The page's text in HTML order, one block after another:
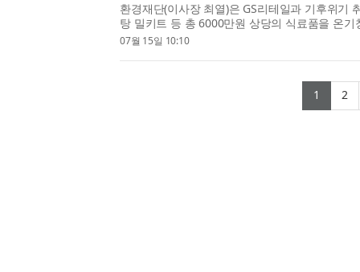
환경재단(이사장 최열)은 GS리테일과 기후위기
탕 밀키트 등 총 6000만원 상당의 식료품을 온기
한다고 밝혔다. 초복과 말복 두 차례에 걸쳐 진행
07월 15일 10:10
1 2